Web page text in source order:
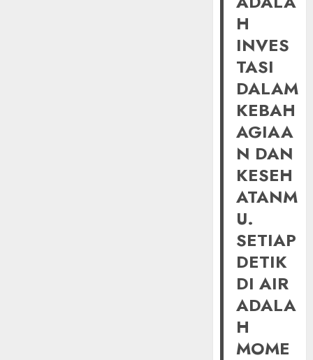
H
INVES
TASI
DALAM
KEBAH
AGIAA
N DAN
KESEH
ATANM
U.
SETIAP
DETIK
DI AIR
ADALA
H
MOME